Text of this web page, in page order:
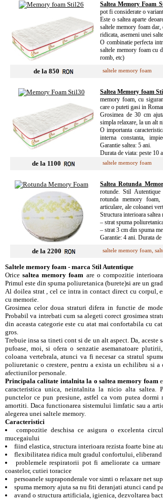
Saltea Memory Foam
pot fi considerate o
Este o saltea aparte
saltele memory foam
ridicata, asemeni unei
O combinatie perfecta
saltele memory foam cu
romb, etc)
de la 850 saltele memory foam
Saltea Memory foam
memory foam, cu
care o puteti gasi in
Grosimea de 30 cm
simpla relaxare, la un alt
O importanta
interna constanta,
Garantie saltea: 5 ani.
Durata de viata: peste 10
de la 1100 saltele memory foam
Saltea Rotunda
rotunde. Stil
rotunda memory
articulare, ale coloanei
Structura interioara
– strat spuma
– strat 3 cm din spuma
Garantie: 4 ani. Durata
de la 2200 saltele memory foam
Saltele memory foam - marca Stil Autentique
Oricesaltea memory foam are o compozitie
Primul este din spuma poliuretanica (burete)si are un
Al doilea strat , cel ce intra in contact direct cu corpul,
cu memorie.
Grosimea celor doua straturi difera in functie de
Probabil va intrebati cum sa alegeti corect grosimea
din aceasta categorie este cu atat mai confortabila cu
gros.
Trebuie insa sa tineti cont si de un alt aspect. Da, aceste
pufoase, moi, si ofera o senzatie asemanatoare
coloana vertebrala, atunci va fi necesar ca stratul
poliuretanic o crestere, pentru a exista un echilibru si
afectiunilor personale.
Principala calitate intalnita la o saltea memory foam
caracteristica unica, neintalnita la nicio alta saltea.
punctelor ce pun presiune, astfel ca vom putea
amortiti. Daca functionarea sistemului limfatic sau a
alegerea unei saltele memory.
Caracteristici
compozitie deschisa ce asigura o excelenta
mucegaiului
fiind elastica, structura interioara rezista foarte bine
flexibilitatea ridica mult gradul confortului, eliberand
problemele respiratorii pot fi ameliorate ca
coastelor, cutiei toracice
persoanele supraponderale vor simti o relaxare net
spuma memory ajuta sa nu fiti deranjati atunci cand
avand o structura artificiala, igienica, dezvoltarea